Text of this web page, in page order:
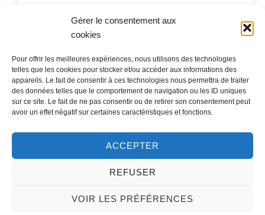
Gérer le consentement aux
cookies
Pour offrir les meilleures expériences, nous utilisons des technologies
telles que les cookies pour stocker et/ou accéder aux informations des
appareils. Le fait de consentir à ces technologies nous permettra de traiter
des données telles que le comportement de navigation ou les ID uniques
sur ce site. Le fait de ne pas consentir ou de retirer son consentement peut
avoir un effet négatif sur certaines caractéristiques et fonctions.
ACCEPTER
REFUSER
VOIR LES PRÉFÉRENCES
32 rue du Général-de-Gaulle
Email :mairie@meung-sur-loire.com
Tel: +33 (0)2 38 46 94 94